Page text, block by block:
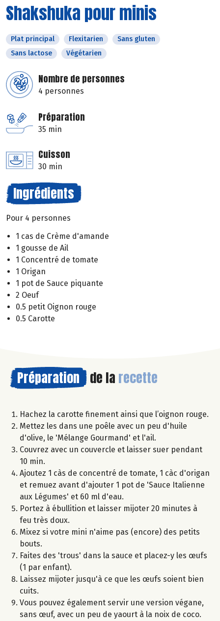
Shakshuka pour minis
Plat principal Flexitarien
Sans gluten
Sans lactose
Végétarien
Nombre de personnes
4 personnes
Préparation
35 min
Cuisson
30 min
Ingrédients
Pour 4 personnes
1 cas de Crème d'amande
1 gousse de Ail
1 Concentré de tomate
1 Origan
1 pot de Sauce piquante
2 Oeuf
0.5 petit Oignon rouge
0.5 Carotte
Préparation de la recette
Hachez la carotte finement ainsi que l’oignon rouge.
Mettez les dans une poêle avec un peu d'huile
d'olive, le 'Mélange Gourmand' et l'ail.
Couvrez avec un couvercle et laisser suer pendant
10 min.
Ajoutez 1 càs de concentré de tomate, 1 càc d'origan
et remuez avant d'ajouter 1 pot de 'Sauce Italienne
aux Légumes' et 60 ml d'eau.
Portez à ébullition et laisser mijoter 20 minutes à
feu très doux.
Mixez si votre mini n'aime pas (encore) des petits
bouts.
Faites des 'trous' dans la sauce et placez-y les œufs
(1 par enfant).
Laissez mijoter jusqu'à ce que les œufs soient bien
cuits.
Vous pouvez également servir une version végane,
sans œuf, avec un peu de yaourt à la noix de coco.